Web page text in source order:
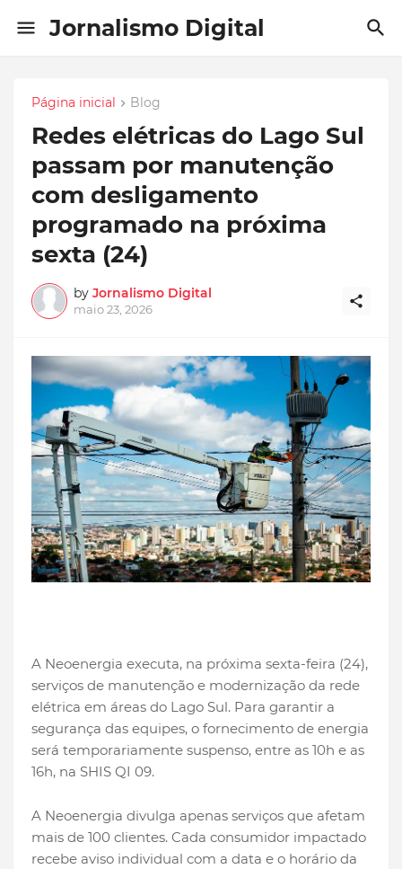
Jornalismo Digital
Página inicial Blog
Redes elétricas do Lago Sul
passam por manutenção
com desligamento
programado na próxima
sexta (24)
by Jornalismo Digital
maio 23, 2026
A Neoenergia executa, na próxima sexta-feira (24),
serviços de manutenção e modernização da rede
elétrica em áreas do Lago Sul. Para garantir a
segurança das equipes, o fornecimento de energia
será temporariamente suspenso, entre as 10h e as
16h, na SHIS QI 09.
A Neoenergia divulga apenas serviços que afetam
mais de 100 clientes. Cada consumidor impactado
recebe aviso individual com a data e o horário da